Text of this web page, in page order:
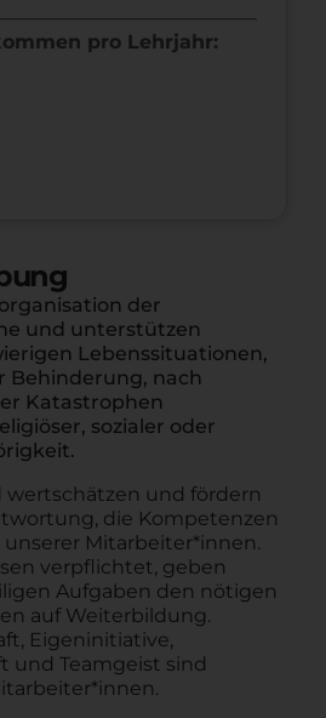
pro Lehrjahr:
der
und unterstützen
Lebenssituationen,
Behinderung, nach
Katastrophen
sozialer oder
wertschätzen und fördern
die Kompetenzen
Mitarbeiter*innen.
verpflichtet, geben
Aufgaben den nötigen
auf Weiterbildung.
Eigeninitiative,
und Teamgeist sind